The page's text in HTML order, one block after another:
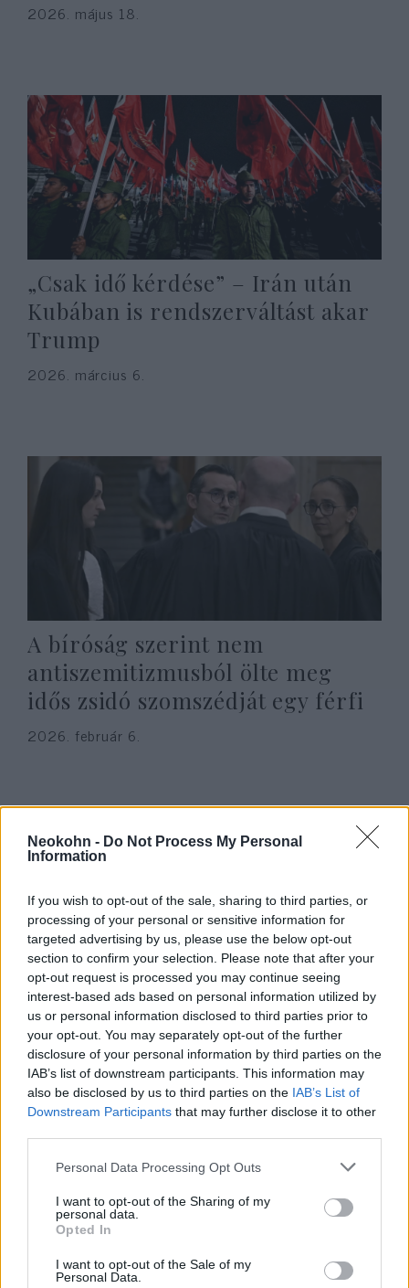
Neokohn - Do Not Process My Personal
Information
If you wish to opt-out of the sale, sharing to third parties, or
processing of your personal or sensitive information for
targeted advertising by us, please use the below opt-out
section to confirm your selection. Please note that after your
opt-out request is processed you may continue seeing
interest-based ads based on personal information utilized by
us or personal information disclosed to third parties prior to
your opt-out. You may separately opt-out of the further
disclosure of your personal information by third parties on the
IAB’s list of downstream participants. This information may
also be disclosed by us to third parties on the IAB’s List of
Downstream Participants that may further disclose it to other
Please note that this website/app uses one or more Google
not limited to your visit or usage behaviour. You may click to
grant or deny consent to Google and its third-party tags to
use your data for below specified purposes in below Google
consent section.
Personal Data Processing Opt Outs
I want to opt-out of the Sharing of my
personal data.
Opted In
I want to opt-out of the Sale of my
Personal Data.
2026. május 18.
„Csak idő kérdése” – Irán után
Kubában is rendszerváltást akar
Trump
2026. március 6.
A bíróság szerint nem
antiszemitizmusból ölte meg
idős zsidó szomszédját egy férfi
2026. február 6.
Megkezdődött a nizzai merénylet
pere
2022. szeptember 6.